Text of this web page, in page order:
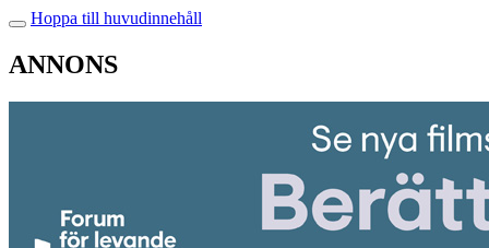
Hoppa till huvudinnehåll
ANNONS